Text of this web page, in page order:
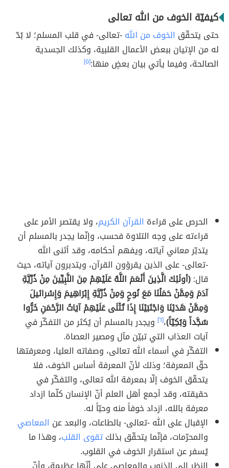
كيفيّة الخوف من الله تعالى
حتى يتحقّق الخوف من الله-تعالى- في قلب المسلم؛ لا بُدّ
له من الإتيان ببعض الأعمال القلبية، وكذلك الجسدية
الصالحة، وفيما يأتي بيان بعضٍ منها:[٥]
الحرص على قراءة القرآن الكريم، ولا يقتصر الأمر على
قراءته على وجه التلاوة فحسب، وإنّما يجدر بالمسلم أن
يتدبّر معاني آياته، ويفهم أحكامه، وقد أثنى الله
-تعالى- على الذين يقرؤون القرآن، ويتدبرون آياته، حيث
قال:(أولَئِكَ الَّذِينَ أَنْعَمَ اللَّهُ عَلَيْهِمْ مِنَ النَّبِيِّينَ مِنْ ذُرِّيَّةِ
آدَمَ وَمِمَّنْ حَمَلْنَا مَعَ نُوحٍ وَمِنْ ذُرِّيَّةِ إِبْرَاهِيمَ وَإِسْرائيلَ
وَمِمَّنْ هَدَيْنَا وَاجْتَبَيْنَا إِذَا تُتْلَى عَلَيْهِمْ آيَاتُ الرَّحْمَنِ خَرُّوا
سُجَّداً وَبُكِيّاً)،[٦] ويجدر بالمسلم أن يُكثر من التفكّر في
آيات العذاب التي تبيّن مآل ومصير العصاة.
التفكّر في أسماء الله تعالى، وصفاته العليا، ومعرفتها
حقّ المعرفة؛ وذلك لأنّ المعرفة أساس الخوف، فلا
يتحقّق الخوف إلّا بمعرفة الله تعالى، والتفكّر في
حقيقته، وقد أجمع أهل العلم أنّ الإنسان كلّما ازداد
معرفة بالله، ازداد خوفاً منه وحبّاً له.
الإقبال على الله -تعالى- بالطاعات، والبعد عن المعاصي
والمحرّمات، فإنّما يتحقّق بذلكتقوى القلب، وهذا ما
يُسفر عن استقرار الخوف في القلوب.